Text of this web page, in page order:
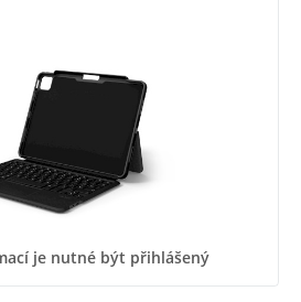
je nutné být přihlášený